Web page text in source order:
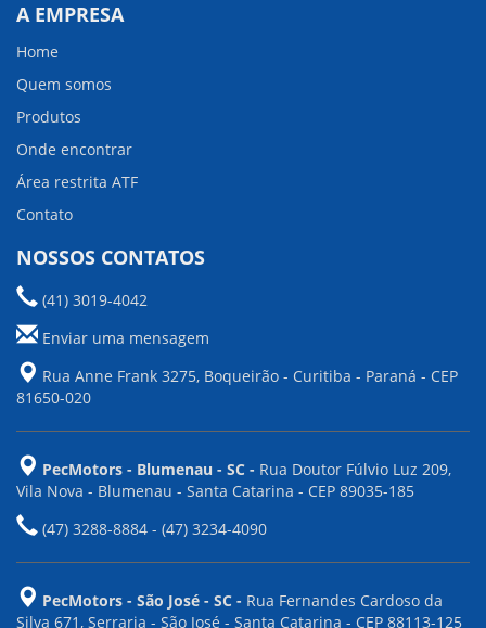
A EMPRESA
Home
Quem somos
Produtos
Onde encontrar
Área restrita ATF
Contato
NOSSOS CONTATOS
(41) 3019-4042
Enviar uma mensagem
Rua Anne Frank 3275, Boqueirão - Curitiba - Paraná - CEP
81650-020
PecMotors - Blumenau - SC - Rua Doutor Fúlvio Luz 209,
Vila Nova - Blumenau - Santa Catarina - CEP 89035-185
(47) 3288-8884 - (47) 3234-4090
PecMotors - São José - SC - Rua Fernandes Cardoso da
Silva 671, Serraria - São José - Santa Catarina - CEP 88113-125